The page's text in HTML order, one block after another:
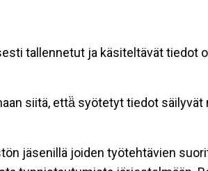
tallennetut ja käsiteltävät tiedot
siitä, että̈ syötetyt tiedot
jäsenillä joiden työtehtävien